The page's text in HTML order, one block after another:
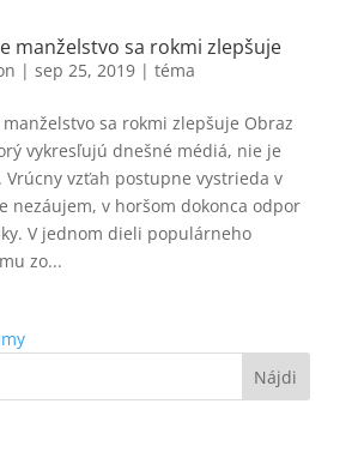
manželstvo sa rokmi zlepšuje
| sep 25, 2019| téma
sa rokmi zlepšuje Obraz
vykresľujú dnešné médiá, nie je
Vrúcny vzťah postupne vystrieda v
nezáujem, v horšom dokonca odpor
V jednom dieli populárneho
zo...